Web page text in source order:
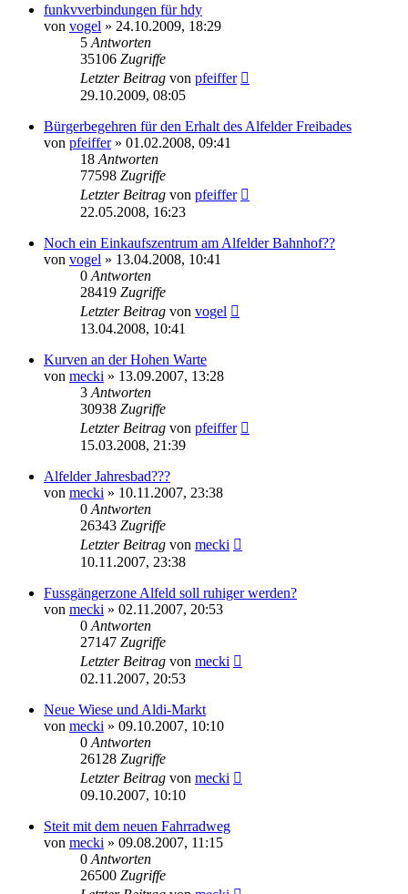
funkvverbindungen für hdy
von vogel » 24.10.2009, 18:29
5 Antworten
35106 Zugriffe
Letzter Beitrag von pfeiffer
29.10.2009, 08:05
Bürgerbegehren für den Erhalt des Alfelder Freibades
von pfeiffer» 01.02.2008, 09:41
18 Antworten
77598 Zugriffe
Letzter Beitrag von pfeiffer
22.05.2008, 16:23
Noch ein Einkaufszentrum am Alfelder Bahnhof??
von vogel » 13.04.2008, 10:41
0 Antworten
28419 Zugriffe
Letzter Beitrag von vogel
13.04.2008, 10:41
Kurven an der Hohen Warte
von mecki » 13.09.2007, 13:28
3 Antworten
30938 Zugriffe
Letzter Beitrag von pfeiffer
15.03.2008, 21:39
Alfelder Jahresbad???
von mecki » 10.11.2007, 23:38
0 Antworten
26343 Zugriffe
Letzter Beitrag von mecki
10.11.2007, 23:38
Fussgängerzone Alfeld soll ruhiger werden?
von mecki » 02.11.2007, 20:53
0 Antworten
27147 Zugriffe
Letzter Beitrag von mecki
02.11.2007, 20:53
Neue Wiese und Aldi-Markt
von mecki » 09.10.2007, 10:10
0 Antworten
26128 Zugriffe
Letzter Beitrag von mecki
09.10.2007, 10:10
Steit mit dem neuen Fahrradweg
von mecki » 09.08.2007, 11:15
0 Antworten
26500 Zugriffe